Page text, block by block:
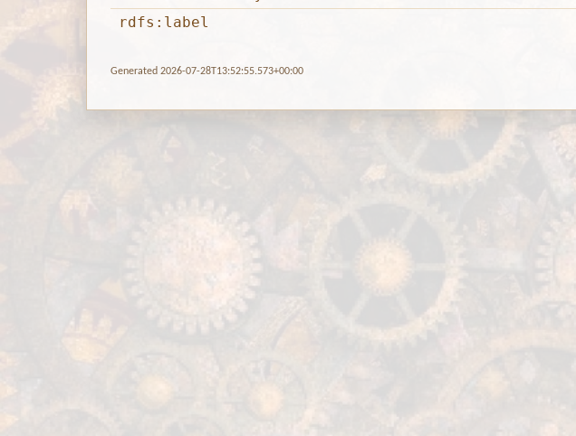
rdfs:label
Generated 2026-07-28T13:52:55.573+00:00